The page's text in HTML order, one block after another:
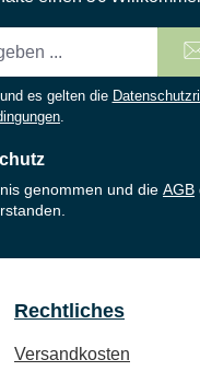
es gelten die
genommen und die AGB
Rechtliches
Versandkosten